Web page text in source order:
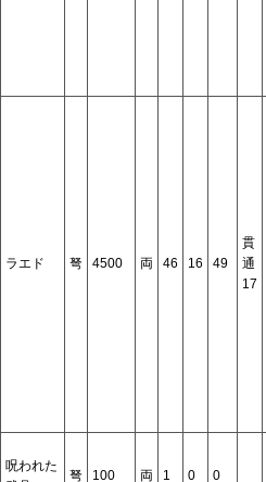
ラエド 弩 4500 両 46 16 49
貫
通
17
呪われた
弩 100 両 1 0 0